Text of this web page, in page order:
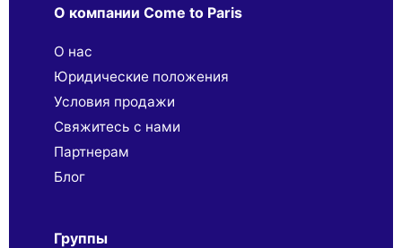
О компании Come to Paris
О нас
Юридические положения
Условия продажи
Свяжитесь с нами
Партнерaм
Блог
Группы